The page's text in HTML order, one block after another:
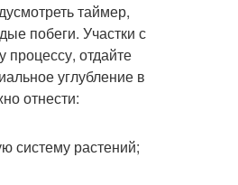
таймер,
побеги. Участки с
процессу, отдайте
углубление в
отнести:
систему растений;